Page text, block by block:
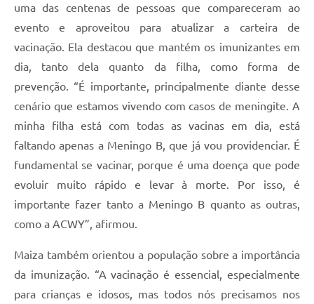
uma das centenas de pessoas que compareceram ao
evento e aproveitou para atualizar a carteira de
vacinação. Ela destacou que mantém os imunizantes em
dia, tanto dela quanto da filha, como forma de
prevenção. “É importante, principalmente diante desse
cenário que estamos vivendo com casos de meningite. A
minha filha está com todas as vacinas em dia, está
faltando apenas a Meningo B, que já vou providenciar. É
fundamental se vacinar, porque é uma doença que pode
evoluir muito rápido e levar à morte. Por isso, é
importante fazer tanto a Meningo B quanto as outras,
como a ACWY”, afirmou.
Maiza também orientou a população sobre a importância
da imunização. “A vacinação é essencial, especialmente
para crianças e idosos, mas todos nós precisamos nos